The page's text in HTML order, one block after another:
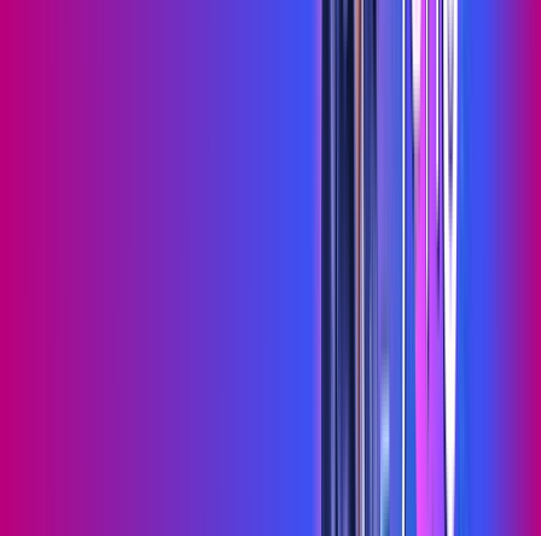
Wi-fi de alta performance para curtir e compartilhar à vontade